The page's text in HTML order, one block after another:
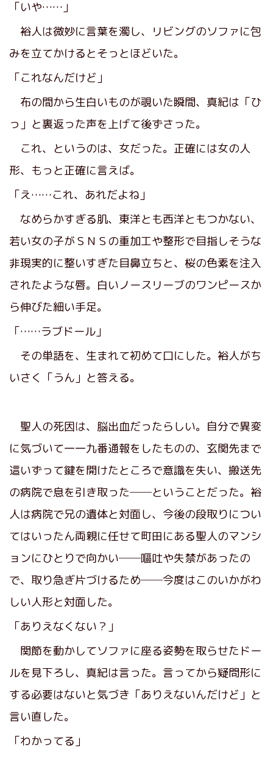
「いや……」
裕人は微妙に言葉を濁し、リビングのソファに包
みを立てかけるとそっとほどいた。
「これなんだけど」
布の間から生白いものが覗いた瞬間、真紀は「ひ
っ」と裏返った声を上げて後ずさった。
これ、というのは、女だった。正確には女の人
形、もっと正確に言えば。
「え……これ、あれだよね」
なめらかすぎる肌、東洋とも西洋ともつかない、
若い女の子がＳＮＳの重加工や整形で目指しそうな
非現実的に整いすぎた目鼻立ちと、桜の色素を注入
されたような唇。白いノースリーブのワンピースか
ら伸びた細い手足。
「……ラブドール」
その単語を、生まれて初めて口にした。裕人がち
いさく「うん」と答える。
聖人の死因は、脳出血だったらしい。自分で異変
に気づいて一一九番通報をしたものの、玄関先まで
這いずって鍵を開けたところで意識を失い、搬送先
の病院で息を引き取った──ということだった。裕
人は病院で兄の遺体と対面し、今後の段取りについ
てはいったん両親に任せて町田にある聖人のマンシ
ョンにひとりで向かい──嘔吐や失禁があったの
で、取り急ぎ片づけるため──今度はこのいかがわ
しい人形と対面した。
「ありえなくない？」
関節を動かしてソファに座る姿勢を取らせたドー
ルを見下ろし、真紀は言った。言ってから疑問形に
する必要はないと気づき「ありえないんだけど」と
言い直した。
「わかってる」